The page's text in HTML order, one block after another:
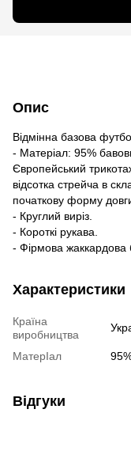
Опис
Відмінна базова
- Матеріал: 95%
Європейський
відсотка стрейча в
початкову форму
- Круглий виріз.
- Короткі рукава.
- Фірмова жаккардова
Характеристики
Країна
виробництва
МатерІал
Відгуки